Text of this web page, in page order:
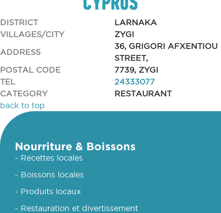
DISTRICT
LARNAKA
VILLAGES/CITY
ZYGI
ADDRESS
36, GRIGORI AFXENTIOU
STREET,
POSTAL CODE
7739, ZYGI
TEL
24333077
CATEGORY
RESTAURANT
back to top
Nourriture & Boissons
- Recettes locales
- Boissons locales
- Produits locaux
- Restauration et divertissement